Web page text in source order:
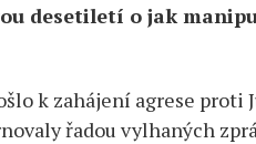
desetiletí o jak
k zahájení agrese proti
řadou vylhaných